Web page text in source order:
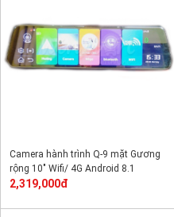
Camera hành trình Q-9 mặt Gương
rộng 10" Wifi/ 4G Android 8.1
2,319,000đ